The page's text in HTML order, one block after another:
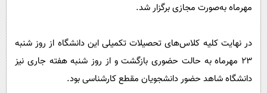
مهرماه به‌صورت مجازی برگزار شد.
در نهایت کلیه‌ کلاس‌های تحصیلات تکمیلی این دانشگاه از روز شنبه
۲۳ مهرماه به حالت حضوری بازگشت و از روز شنبه هفته جاری نیز
دانشگاه شاهد حضور دانشجویان مقطع کارشناسی بود.